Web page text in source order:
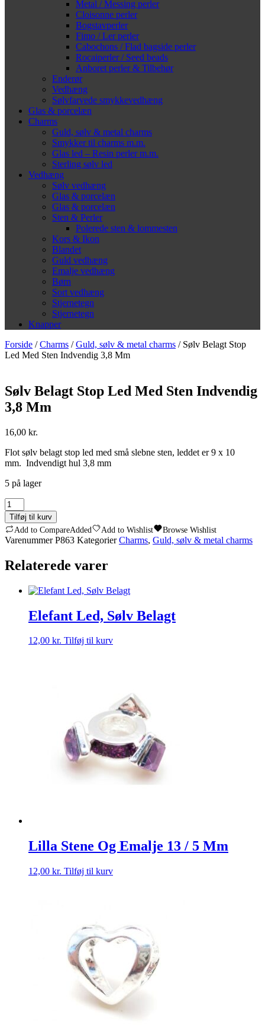
Metal / Messing perler
Cloisonne perler
Bogstavperler
Fimo / Ler perler
Cabochons / Flad bagside perler
Rocaiperler / Seed beads
Anboret perler & Tilbehør
Enderør
Vedhæng
Sølvfarvede smykkevedhæng
Glas & porcelæn
Charms
Guld, sølv & metal charms
Smykker til charms m.m.
Glas led – Resin perler m.m.
Sterling sølv led
Vedhæng
Sølv vedhæng
Glas & porcelæn
Glas & porcelæn
Sten & Perler
Polerede sten & lommesten
Kors & Ikon
Blandet
Guld vedhæng
Emalje vedhæng
Børn
Sort vedhæng
Stjernetegn
Stjernetegn
Knapper
Forside /Charms /Guld, sølv & metal charms / Sølv Belagt Stop
Led Med Sten Indvendig 3,8 Mm
Sølv Belagt Stop Led Med Sten Indvendig
3,8 Mm
16,00 kr.
Flot sølv belagt stop led med små slebne sten, leddet er 9 x 10
mm. Indvendigt hul 3,8 mm
5 på lager
Sølv
Belagt
Stop
Led
Med
Indvendig
Mm
Tilføj til kurv
Add to CompareAdded Add to Wishlist Browse Wishlist
VarenummerP863 Kategorier Charms, Guld, sølv & metal charms
Relaterede varer
Elefant Led, Sølv Belagt
12,00 kr. Tilføj til kurv
Lilla Stene Og Emalje 13 / 5 Mm
12,00 kr. Tilføj til kurv